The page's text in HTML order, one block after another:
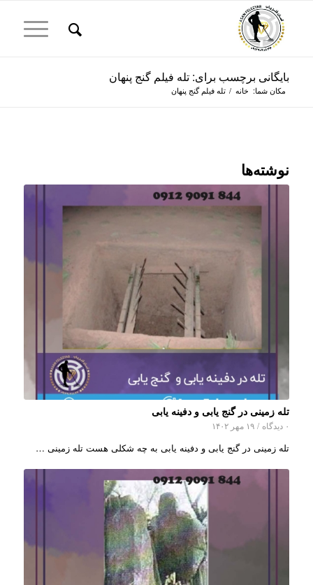
بایگانی برچسب برای: تله فیلم گنج پنهان
مکان شما: خانه / تله فیلم گنج پنهان
نوشته‌ها
تله زمینی در گنج یابی و دفینه یابی
۰ دیدگاه / ۱۹ مهر ۱۴۰۲
تله زمینی در گنج یابی و دفینه یابی به چه شکلی هست تله زمینی …